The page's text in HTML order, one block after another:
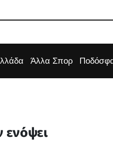
Άλλα Σπορ
ενόψει